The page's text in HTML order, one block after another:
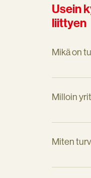
Usein
liittyen
Mikä on
Milloin
Miten